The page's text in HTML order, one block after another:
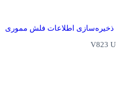
ذخیره‌سازی اطلاعات فلش مموری